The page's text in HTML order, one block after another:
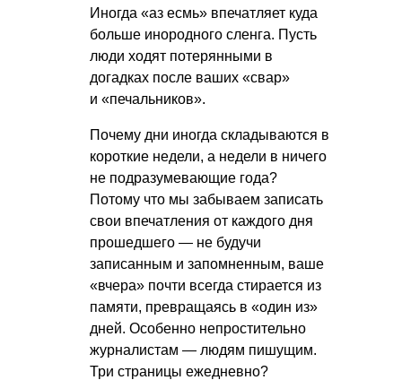
Иногда «аз есмь» впечатляет куда
больше инородного сленга. Пусть
люди ходят потерянными в
догадках после ваших «свар»
и «печальников».
Почему дни иногда складываются в
короткие недели, а недели в ничего
не подразумевающие года?
Потому что мы забываем записать
свои впечатления от каждого дня
прошедшего — не будучи
записанным и запомненным, ваше
«вчера» почти всегда стирается из
памяти, превращаясь в «один из»
дней. Особенно непростительно
журналистам — людям пишущим.
Три страницы ежедневно?